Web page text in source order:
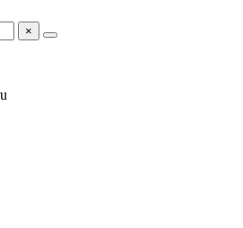
×